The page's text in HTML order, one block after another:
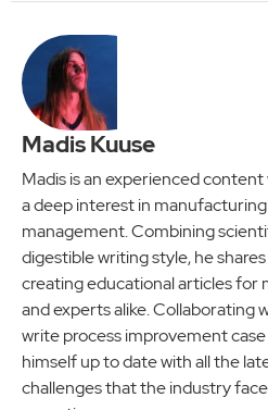
Madis Kuuse
Madis is an experienced
a deep interest in
management. Combining
digestible writing style, he
creating educational articles for
and experts alike. Collaborating
write process improvement
himself up to date with all the
challenges that the industry